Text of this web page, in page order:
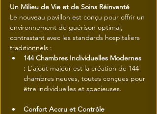
Un Milieu de Vie et de Soins Réinventé
Le nouveau pavillon est conçu pour offrir un
environnement de guérison optimal,
contrastant avec les standards hospitaliers
traditionnels :
144 Chambres Individuelles Modernes
: L'ajout majeur est la création de 144
chambres neuves, toutes conçues pour
être individuelles et spacieuses.
Confort Accru et Contrôle